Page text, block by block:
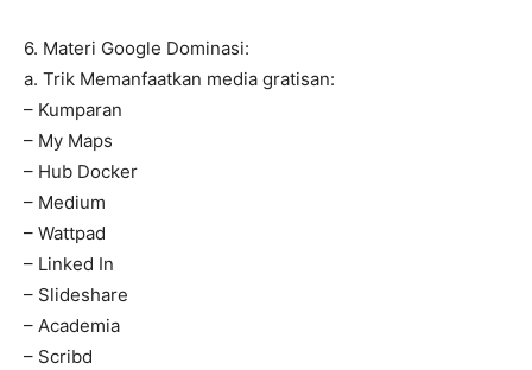
6. Materi Google Dominasi:
a. Trik Memanfaatkan media gratisan:
– Kumparan
– My Maps
– Hub Docker
– Medium
– Wattpad
– Linked In
– Slideshare
– Academia
– Scribd